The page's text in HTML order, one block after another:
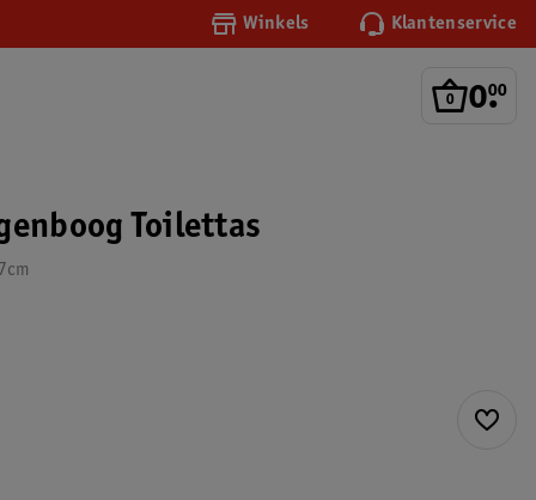
Winkels Klantenservice
0.
00
Toilettas